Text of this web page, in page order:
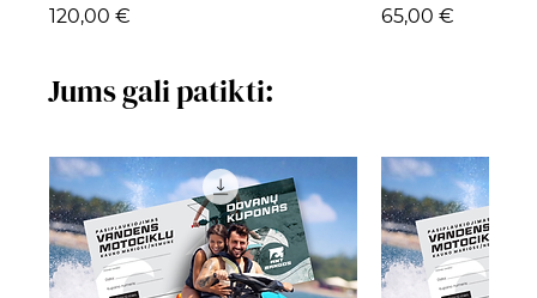
Kaina
120,00 €
Kaina
65,00 €
Jums gali patikti: